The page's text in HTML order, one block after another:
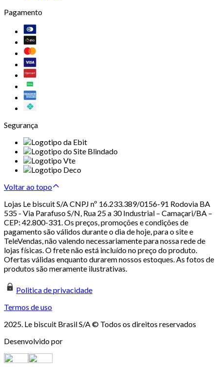
Pagamento
Segurança
Voltar ao topo
Lojas Le biscuit S/A CNPJ nº 16.233.389/0156-91 Rodovia BA
535 - Via Parafuso S/N, Rua 25 a 30 Industrial – Camaçari/BA –
CEP: 42.800-331. Os preços, promoções e condições de
pagamento são válidos durante o dia de hoje, para o site e
TeleVendas, não valendo necessariamente para nossa rede de
lojas físicas. O frete não está incluído no preço do produto.
Ofertas válidas enquanto durarem nossos estoques. As fotos de
produtos são meramente ilustrativas.
Politica de privacidade
Termos de uso
2025. Le biscuit Brasil S/A © Todos os direitos reservados
Desenvolvido por